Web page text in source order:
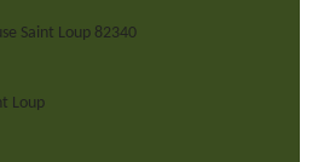
Saint Loup 82340
Loup